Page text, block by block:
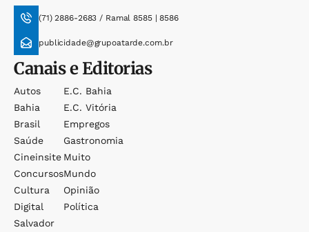
(71) 2886-2683 / Ramal 8585 | 8586
publicidade@grupoatarde.com.br
Canais e Editorias
Autos
Bahia
Brasil
Saúde
Cineinsite
Concursos
Cultura
Digital
Salvador
E.c. Bahia
E.c. Vitória
Empregos
Gastronomia
Muito
Mundo
Opinião
Política